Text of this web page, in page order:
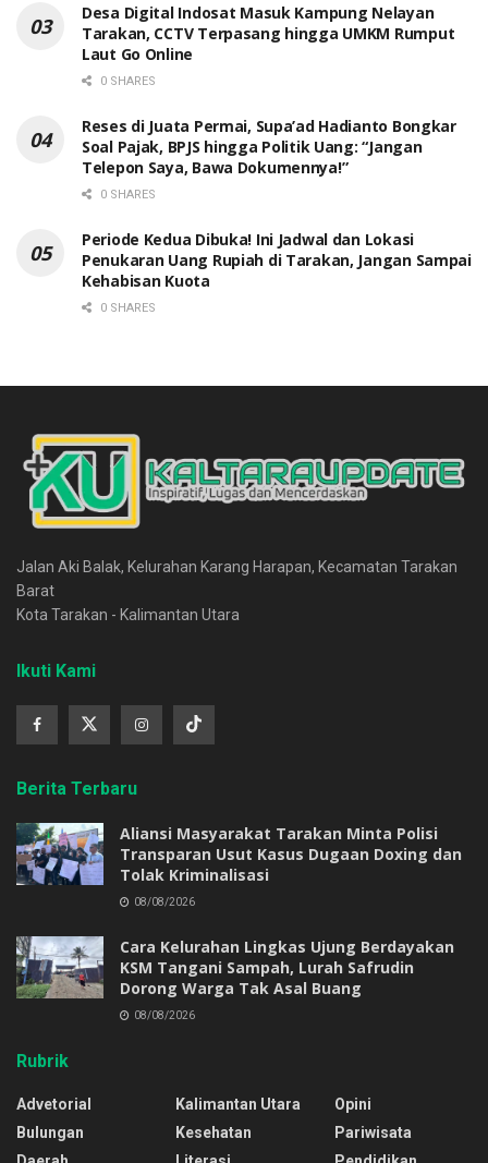
Desa Digital Indosat Masuk Kampung Nelayan
Tarakan, CCTV Terpasang hingga UMKM Rumput
Laut Go Online
0 SHARES
Reses di Juata Permai, Supa’ad Hadianto Bongkar
Soal Pajak, BPJS hingga Politik Uang: “Jangan
Telepon Saya, Bawa Dokumennya!”
0 SHARES
Periode Kedua Dibuka! Ini Jadwal dan Lokasi
Penukaran Uang Rupiah di Tarakan, Jangan Sampai
Kehabisan Kuota
0 SHARES
Jalan Aki Balak, Kelurahan Karang Harapan, Kecamatan Tarakan
Barat
Kota Tarakan - Kalimantan Utara
Ikuti Kami
Berita Terbaru
Aliansi Masyarakat Tarakan Minta Polisi
Transparan Usut Kasus Dugaan Doxing dan
Tolak Kriminalisasi
08/08/2026
Cara Kelurahan Lingkas Ujung Berdayakan
KSM Tangani Sampah, Lurah Safrudin
Dorong Warga Tak Asal Buang
08/08/2026
Rubrik
Advetorial
Bulungan
Kalimantan Utara
Kesehatan
Opini
Pariwisata